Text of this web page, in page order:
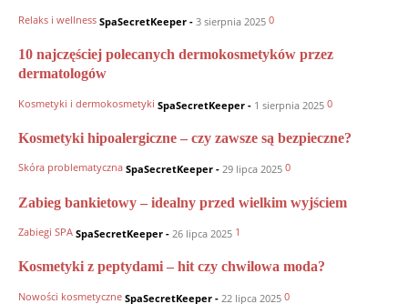
Relaks i wellness SpaSecretKeeper - 3 sierpnia 2025 0
10 najczęściej polecanych dermokosmetyków przez
dermatologów
Kosmetyki i dermokosmetyki SpaSecretKeeper - 1 sierpnia 2025 0
Kosmetyki hipoalergiczne – czy zawsze są bezpieczne?
Skóra problematyczna SpaSecretKeeper - 29 lipca 2025 0
Zabieg bankietowy – idealny przed wielkim wyjściem
Zabiegi SPA SpaSecretKeeper - 26 lipca 2025 1
Kosmetyki z peptydami – hit czy chwilowa moda?
Nowości kosmetyczne SpaSecretKeeper - 22 lipca 2025 0